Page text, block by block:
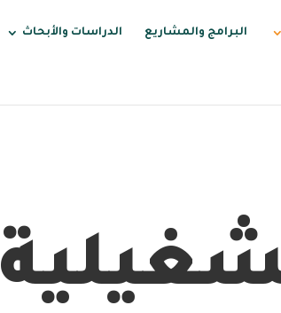
البرامج والمشاريع الدراسات والأبحاث